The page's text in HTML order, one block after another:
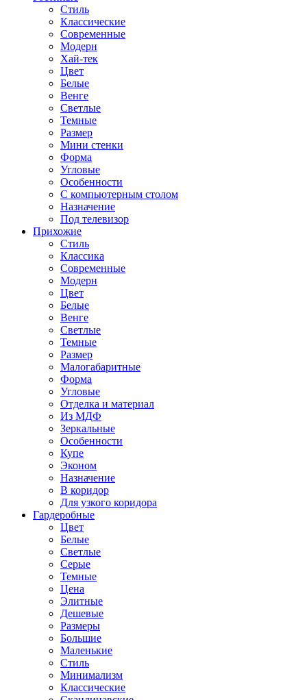
Стиль
Классические
Современные
Модерн
Хай-тек
Цвет
Белые
Венге
Светлые
Темные
Размер
Мини стенки
Форма
Угловые
Особенности
С компьютерным столом
Назначение
Под телевизор
Прихожие
Стиль
Классика
Современные
Модерн
Цвет
Белые
Венге
Светлые
Темные
Размер
Малогабаритные
Форма
Угловые
Отделка и материал
Из МДФ
Зеркальные
Особенности
Купе
Эконом
Назначение
В коридор
Для узкого коридора
Гардеробные
Цвет
Белые
Светлые
Серые
Темные
Цена
Элитные
Дешевые
Размеры
Большие
Маленькие
Стиль
Минимализм
Классические